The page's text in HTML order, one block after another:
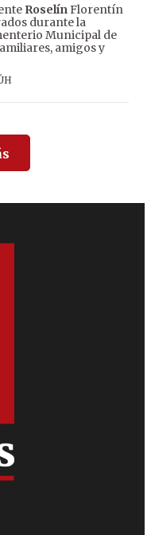
RoselínFlorentín
durante la
Municipal de
amigos y